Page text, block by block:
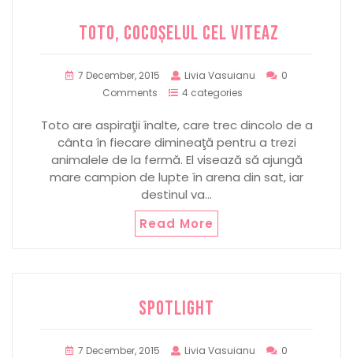
TOTO, COCOȘELUL CEL VITEAZ
7 December, 2015 Livia Vasuianu
0
Comments
4 categories
Toto are aspiraţii înalte, care trec dincolo de a
cânta în fiecare dimineaţă pentru a trezi
animalele de la fermă. El visează să ajungă
mare campion de lupte în arena din sat, iar
destinul va…
Read More
SPOTLIGHT
7 December, 2015 Livia Vasuianu
0